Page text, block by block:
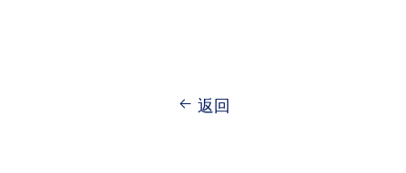
返回